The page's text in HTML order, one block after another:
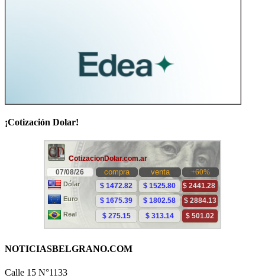
¡Cotización Dolar!
NOTICIASBELGRANO.COM
Calle 15 N°1133